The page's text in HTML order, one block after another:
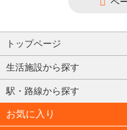
トップページ
生活施設から探す
駅・路線から探す
お気に入り